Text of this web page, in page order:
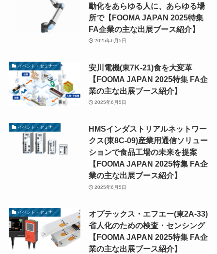
動化をあらゆる人に、あらゆる場
所で【FOOMA JAPAN 2025特集
FA企業の主な出展ブース紹介】
2025年6月5日
イベント・セミナー
安川電機(東7K-21)食を大変革
【FOOMA JAPAN 2025特集 FA企
業の主な出展ブース紹介】
2025年6月5日
イベント・セミナー
HMSインダストリアルネットワー
クス(東8C-09)産業用通信ソリュー
ションで食品工場の未来を提案
【FOOMA JAPAN 2025特集 FA企
業の主な出展ブース紹介】
2025年6月5日
イベント・セミナー
オプテックス・エフエー(東2A-33)
省⼈化のための検査・センシング
【FOOMA JAPAN 2025特集 FA企
業の主な出展ブース紹介】